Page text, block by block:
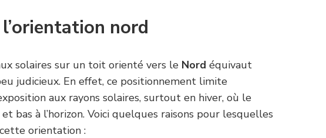
l’orientation nord
solaires sur un toit orienté vers le Nord équivaut
judicieux. En effet, ce positionnement limite
aux rayons solaires, surtout en hiver, où le
bas à l’horizon. Voici quelques raisons pour lesquelles
orientation :